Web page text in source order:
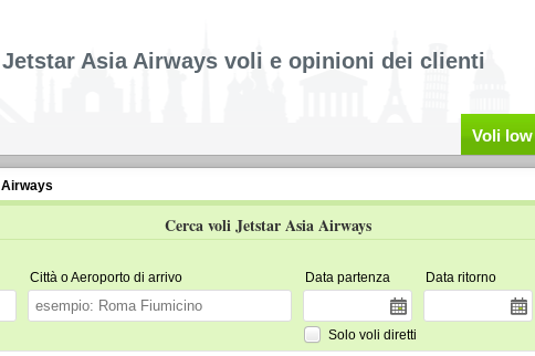
Jetstar Asia Airways voli e opinioni dei clienti
Voli
Cerca voli Jetstar Asia Airways
Città o Aeroporto di arrivo Data partenza Data ritorno
Solo voli diretti